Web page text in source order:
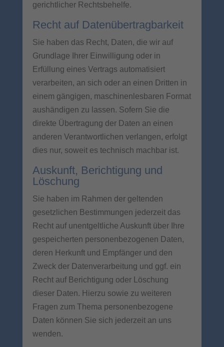
gerichtlicher Rechtsbehelfe.
Recht auf Daten­übertrag­barkeit
Sie haben das Recht, Daten, die wir auf
Grundlage Ihrer Einwilligung oder in
Erfüllung eines Vertrags automatisiert
verarbeiten, an sich oder an einen Dritten in
einem gängigen, maschinenlesbaren Format
aushändigen zu lassen. Sofern Sie die
direkte Übertragung der Daten an einen
anderen Verantwortlichen verlangen, erfolgt
dies nur, soweit es technisch machbar ist.
Auskunft, Berichtigung und
Löschung
Sie haben im Rahmen der geltenden
gesetzlichen Bestimmungen jederzeit das
Recht auf unentgeltliche Auskunft über Ihre
gespeicherten personenbezogenen Daten,
deren Herkunft und Empfänger und den
Zweck der Datenverarbeitung und ggf. ein
Recht auf Berichtigung oder Löschung
dieser Daten. Hierzu sowie zu weiteren
Fragen zum Thema personenbezogene
Daten können Sie sich jederzeit an uns
wenden.